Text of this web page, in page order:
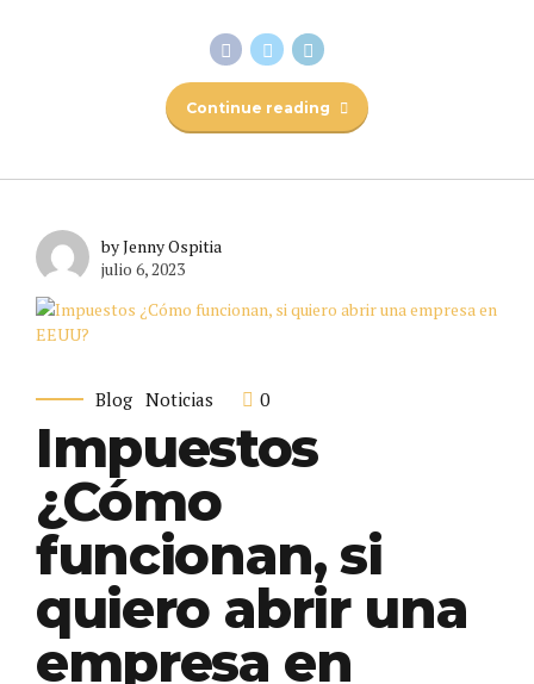
Continue reading
by Jenny Ospitia
julio 6, 2023
Blog Noticias 0
Impuestos
¿Cómo
funcionan, si
quiero abrir una
empresa en